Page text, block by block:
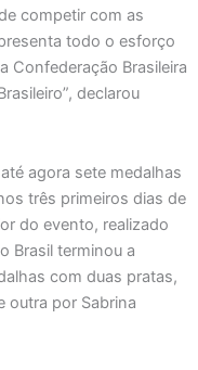
competir com as
todo o esforço
Confederação Brasileira
declarou
agora sete medalhas
três primeiros dias de
do evento, realizado
Brasil terminou a
com duas pratas,
outra por Sabrina